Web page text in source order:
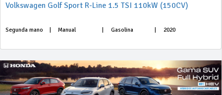
Volkswagen Golf Sport R-Line 1.5 TSI 110kW (150CV)
Segunda mano Manual Gasolina 2020